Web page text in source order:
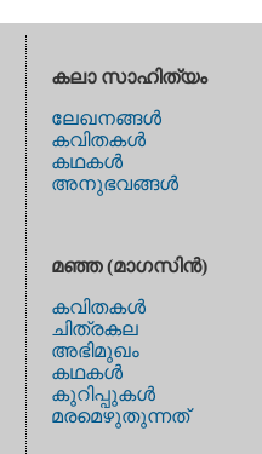
കലാ സാഹിത്യം
ലേഖനങ്ങള്‍
കവിതകള്‍
കഥകള്‍
അനുഭവങ്ങള്‍
മഞ്ഞ (മാഗസിന്‍)
കവിതകള്‍
ചിത്രകല
അഭിമുഖം
കഥകള്‍
കുറിപ്പുകള്‍
മരമെഴുതുന്നത്